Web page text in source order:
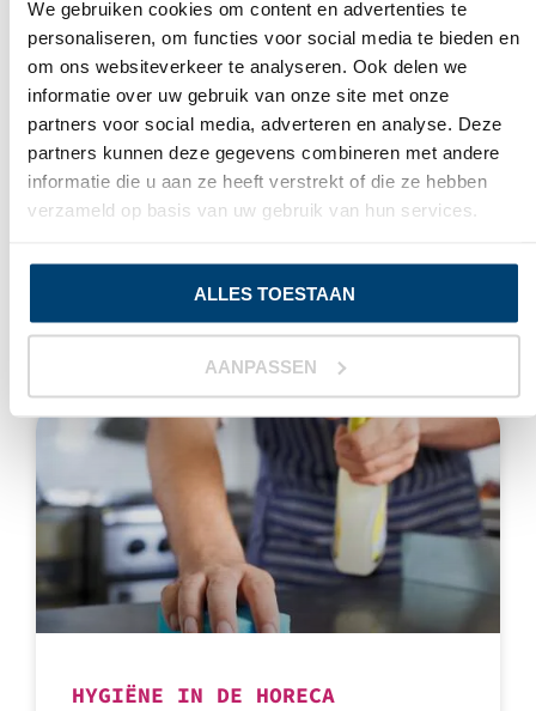
We gebruiken cookies om content en advertenties te
personaliseren, om functies voor social media te bieden en
om ons websiteverkeer te analyseren. Ook delen we
informatie over uw gebruik van onze site met onze
partners voor social media, adverteren en analyse. Deze
partners kunnen deze gegevens combineren met andere
informatie die u aan ze heeft verstrekt of die ze hebben
verzameld op basis van uw gebruik van hun services.
ALLES TOESTAAN
AANPASSEN
WAAROM WEGWERPHANDSCHOENEN
DRAGEN IN DE
VOEDINGSINDUSTRIE?
De voedingsindustrie is een van de vele sectoren
waar wegwerphandschoenen worden gebruikt.
Daarnaast worden ze ook gedragen in bijvoorbeeld
de zorg, tandheelkunde en horeca. Deze
juni 14, 2024
HYGIËNE IN DE HORECA